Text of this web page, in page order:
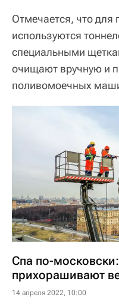
Отмечается, что для
используются
специальными
очищают вручную и
поливомоечных
Спа по-
прихорашивают
14 апреля 2022, 10:00